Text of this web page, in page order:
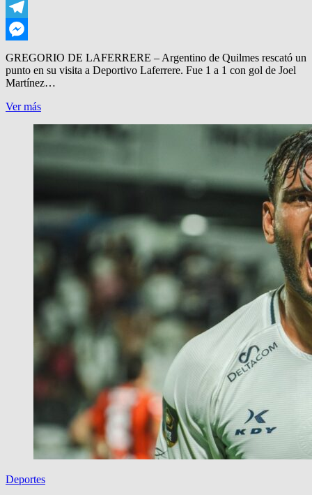
Twitter
Telegram
Messenger
GREGORIO DE LAFERRERE – Argentino de Quilmes rescató un
punto en su visita a Deportivo Laferrere. Fue 1 a 1 con gol de Joel
Martínez…
Ver másUN
QUE
EL
Deportes